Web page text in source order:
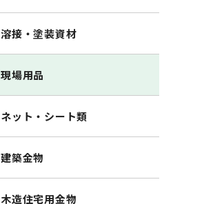
溶接・塗装資材
現場用品
ネット・シート類
建築金物
木造住宅用金物